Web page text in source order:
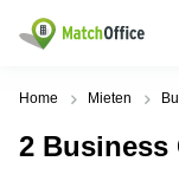
Mieten / Vermieten
Produktseiten
Beliebte
Beliebte
Hilfe
Home Mieten
2 Business